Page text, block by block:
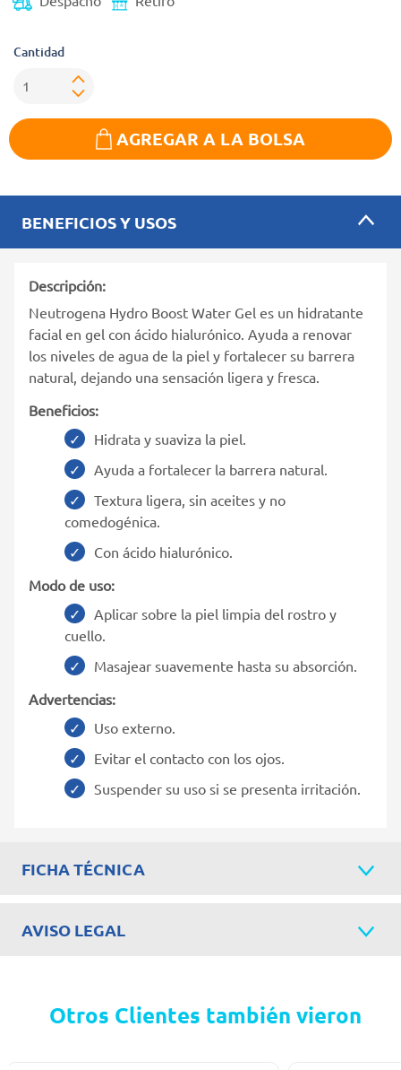
Cantidad
AGREGAR A LA BOLSA
BENEFICIOS Y USOS
Descripción:
Neutrogena Hydro Boost Water Gel es un hidratante
facial en gel con ácido hialurónico. Ayuda a renovar
los niveles de agua de la piel y fortalecer su barrera
natural, dejando una sensación ligera y fresca.
Beneficios:
Hidrata y suaviza la piel.
Ayuda a fortalecer la barrera natural.
Textura ligera, sin aceites y no
comedogénica.
Con ácido hialurónico.
Modo de uso:
Aplicar sobre la piel limpia del rostro y
cuello.
Masajear suavemente hasta su absorción.
Advertencias:
Uso externo.
Evitar el contacto con los ojos.
Suspender su uso si se presenta irritación.
FICHA TÉCNICA
AVISO LEGAL
Otros Clientes también vieron